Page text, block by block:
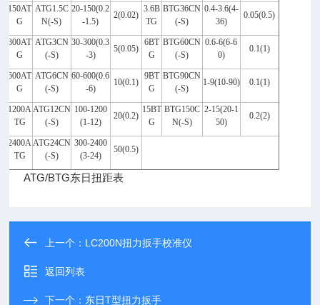
150AT
G
ATG1.5C
N(-S)
20-150(0.2
-1.5)
2(0.02)
3.6B
TG
BTG36CN
(-S)
0.4-3.6(4-
36)
0.05(0.5)
300AT
G
ATG3CN
(-S)
30-300(0.3
-3)
5(0.05)
6BT
G
BTG60CN
(-S)
0.6-6(6-6
0)
0.1(1)
600AT
G
ATG6CN
(-S)
60-600(0.6
-6)
10(0.1)
9BT
G
BTG90CN
(-S)
1-9(10-90) 0.1(1)
1200A
TG
ATG12CN
(-S)
100-1200
(1-12)
20(0.2)
15BT
G
BTG150C
N(-S)
2-15(20-1
50)
0.2(2)
2400A
TG
ATG24CN
(-S)
300-2400
(3-24)
50(0.5)
ATG/BTG东日扭距表
上一个： LC200N扭力扳手校准仪
返回列表
下一个： 东日T型扭力扳手